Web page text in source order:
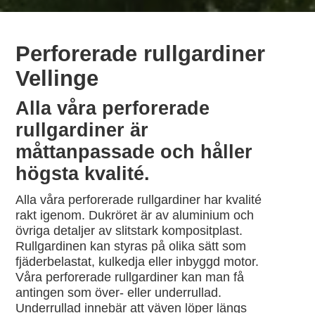
Perforerade rullgardiner
Vellinge
Alla våra perforerade
rullgardiner är
måttanpassade och håller
högsta kvalité.
Alla våra perforerade rullgardiner har kvalité
rakt igenom. Dukröret är av aluminium och
övriga detaljer av slitstark kompositplast.
Rullgardinen kan styras på olika sätt som
fjäderbelastat, kulkedja eller inbyggd motor.
Våra perforerade rullgardiner kan man få
antingen som över- eller underrullad.
Underrullad innebär att väven löper längs